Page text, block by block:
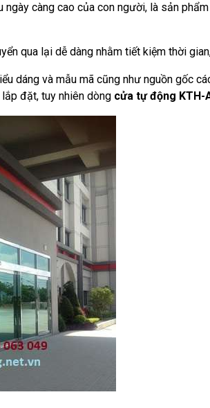
ngày càng cao của con người, là sản
qua lại dễ dàng nhằm tiết kiệm thời
dáng và mẫu mã cũng như nguồn gốc
đặt, tuy nhiên dòng cửa tự động KTH-